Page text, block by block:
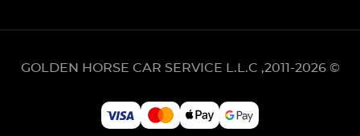
© 2011-2026,
GOLDEN HORSE CAR SERVICE L.L.C